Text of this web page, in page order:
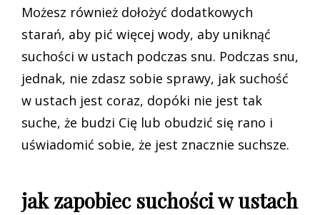
Możesz również dołożyć dodatkowych
starań, aby pić więcej wody, aby uniknąć
suchości w ustach podczas snu. Podczas snu,
jednak, nie zdasz sobie sprawy, jak suchość
w ustach jest coraz, dopóki nie jest tak
suche, że budzi Cię lub obudzić się rano i
uświadomić sobie, że jest znacznie suchsze.
jak zapobiec suchości w ustach